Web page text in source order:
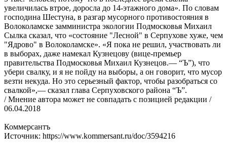
увеличилась втрое, доросла до 14-этажного дома». По словам
господина Шестуна, в разгар мусорного противостояния в
Волоколамске замминистра экологии Подмосковья Михаил
Сылка сказал, что «состояние "Лесной" в Серпухове хуже, чем
"Ядрово" в Волоколамске». «Я пока не решил, участвовать ли
в выборах, даже намекал Кузнецову (вице-премьер
правительства Подмосковья Михаил Кузнецов.— “Ъ”), что
убери свалку, и я не пойду на выборы, а он говорит, что мусор
везти некуда. Но это серьезный фактор, чтобы разобраться со
свалкой»,— сказал глава Серпуховского района “Ъ”.
/ Мнение автора может не совпадать с позицией редакции /
06.04.2018
Коммерсантъ
Источник: https://www.kommersant.ru/doc/3594216